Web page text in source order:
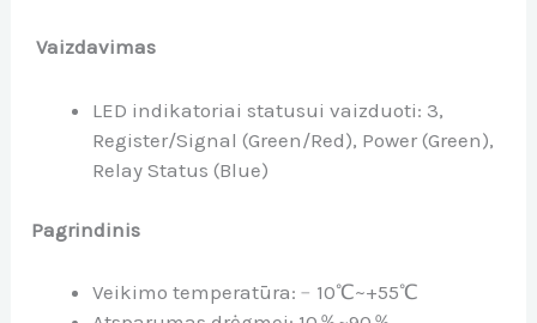
Vaizdavimas
LED indikatoriai statusui vaizduoti: 3,
Register/Signal (Green/Red), Power (Green),
Relay Status (Blue)
Pagrindinis
Veikimo temperatūra: ﹣10℃~+55℃